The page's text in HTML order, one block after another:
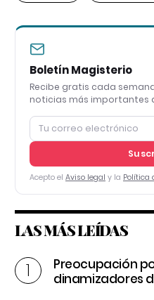
Boletín Magisterio
Recibe gratis cada
noticias más importantes
Acepto el Aviso legal y la Política
LAS MÁS LEÍDAS
Preocupación
dinamizadores